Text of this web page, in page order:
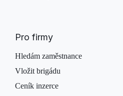
Pro firmy
Hledám zaměstnance
Vložit brigádu
Ceník inzerce